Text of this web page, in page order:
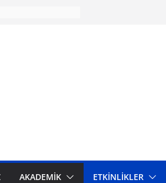
– Prof. Dr. Osman
İlim
İnşası
Kültürel Temelleri
Medeniyetinin
AKADEMİK ETKİNLİKLER